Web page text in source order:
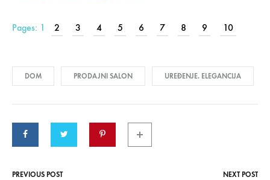
IZGLEDA
KAO
Pages: 1 2 3 4 5 6 7 8 9 10
DOM PRODAJNI SALON UREĐENJE. ELEGANCIJA
PREVIOUS POST NEXT POST